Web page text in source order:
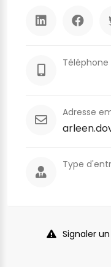
Téléphone
Adresse
Type
Signaler